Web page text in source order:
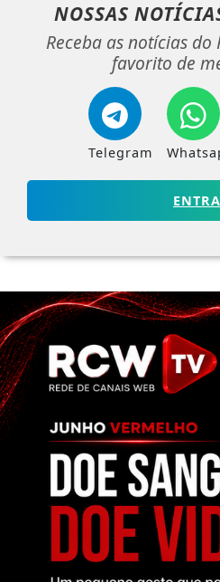
NOSSAS
Receba as notícias do
favorito de
Telegram